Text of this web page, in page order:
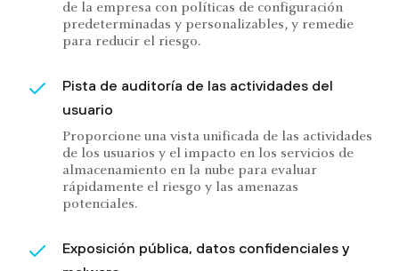
de la empresa con políticas de configuración
predeterminadas y personalizables, y remedie
para reducir el riesgo.
Pista de auditoría de las actividades del
usuario
Proporcione una vista unificada de las actividades
de los usuarios y el impacto en los servicios de
almacenamiento en la nube para evaluar
rápidamente el riesgo y las amenazas
potenciales.
Exposición pública, datos confidenciales y